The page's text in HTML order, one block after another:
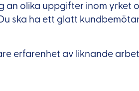
an olika uppgifter inom yrket
ska ha ett glatt
erfarenhet av liknande